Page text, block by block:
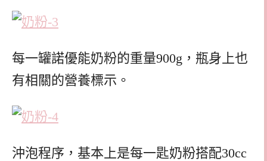
每一罐諾優能奶粉的重量900g，瓶身上也
有相關的營養標示。
沖泡程序，基本上是每一匙奶粉搭配30cc